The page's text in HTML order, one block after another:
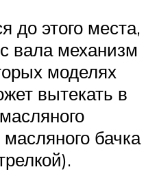
до этого места,
вала механизм
моделях
вытекать в
бачка